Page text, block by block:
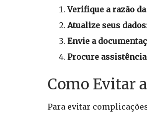
Verifique a razão
Atualize seus
Envie a
Procure
Como Evitar
Para evitar